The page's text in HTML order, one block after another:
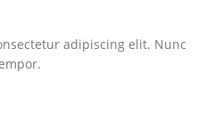
adipiscing elit. Nunc